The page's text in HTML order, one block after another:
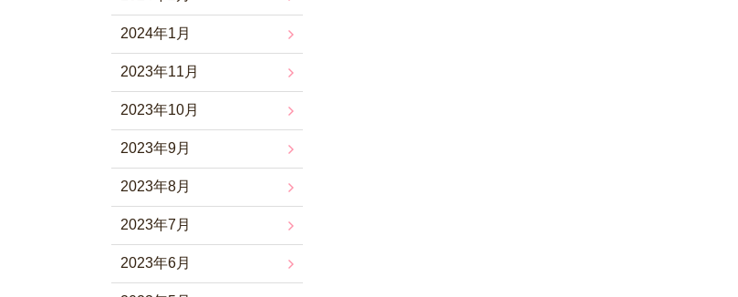
2024年1月
2023年11月
2023年10月
2023年9月
2023年8月
2023年7月
2023年6月